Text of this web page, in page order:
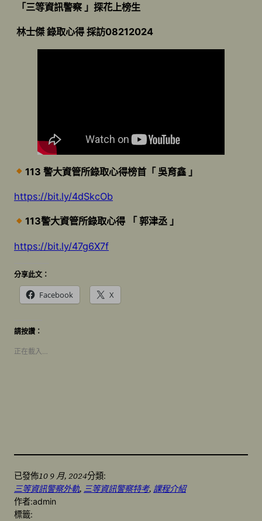
「三等資訊警察 」探花上榜生
林士傑 錄取心得 採訪08212024
113 警大資管所錄取心得榜首「 吳育鑫 」
https://bit.ly/4dSkcOb
113警大資管所錄取心得 「 郭津丞 」
https://bit.ly/47g6X7f
分享此文：
Facebook X
請按讚：
正在載入…
已發佈10 9 月, 2024分類:
三等資訊警察外軌, 三等資訊警察特考, 課程介紹
作者:admin
標籤: